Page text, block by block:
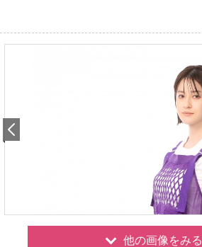
他の画像をみる